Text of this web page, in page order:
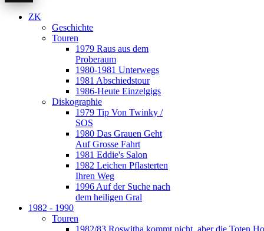
ZK
Geschichte
Touren
1979 Raus aus dem
Proberaum
1980-1981 Unterwegs
1981 Abschiedstour
1986-Heute Einzelgigs
Diskographie
1979 Tip Von Twinky /
SOS
1980 Das Grauen Geht
Auf Grosse Fahrt
1981 Eddie's Salon
1982 Leichen Pflasterten
Ihren Weg
1996 Auf der Suche nach
dem heiligen Gral
1982 - 1990
Touren
1982/83 Roswitha kommt nicht, aber die Toten